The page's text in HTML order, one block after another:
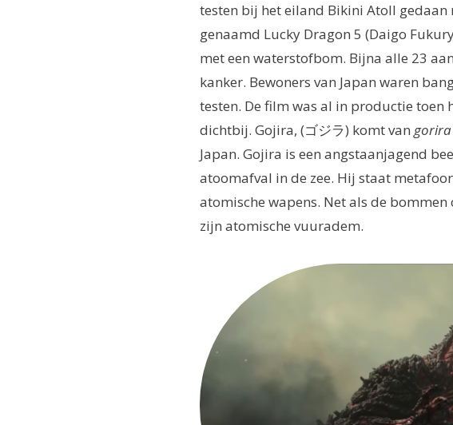
testen bij het eiland Bikini Atoll gedaan
genaamd Lucky Dragon 5 (Daigo
met een waterstofbom. Bijna alle 23
kanker. Bewoners van Japan waren
testen. De film was al in productie
dichtbij. Gojira, (ゴジラ) komt van gorira
Japan. Gojira is een angstaanjagend
atoomafval in de zee. Hij staat
atomische wapens. Net als de
zijn atomische vuuradem.